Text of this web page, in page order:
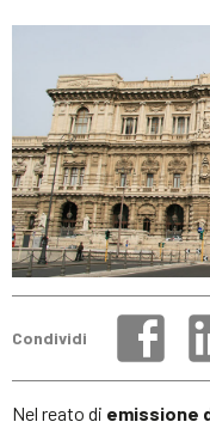
Condividi
Nel reato di emissione